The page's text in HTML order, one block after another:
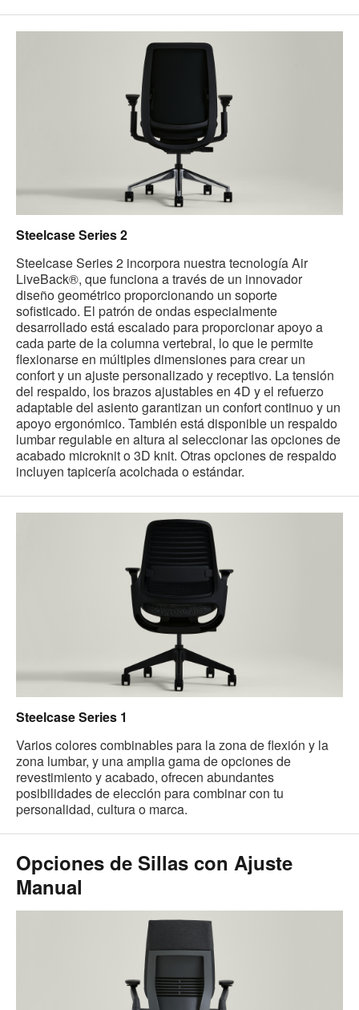
Steelcase Series 2
Steelcase Series 2 incorpora nuestra tecnología Air
LiveBack®, que funciona a través de un innovador
diseño geométrico proporcionando un soporte
sofisticado. El patrón de ondas especialmente
desarrollado está escalado para proporcionar apoyo a
cada parte de la columna vertebral, lo que le permite
flexionarse en múltiples dimensiones para crear un
confort y un ajuste personalizado y receptivo. La tensión
del respaldo, los brazos ajustables en 4D y el refuerzo
adaptable del asiento garantizan un confort continuo y un
apoyo ergonómico. También está disponible un respaldo
lumbar regulable en altura al seleccionar las opciones de
acabado microknit o 3D knit. Otras opciones de respaldo
incluyen tapicería acolchada o estándar.
Steelcase Series 1
Varios colores combinables para la zona de flexión y la
zona lumbar, y una amplia gama de opciones de
revestimiento y acabado, ofrecen abundantes
posibilidades de elección para combinar con tu
personalidad, cultura o marca.
Opciones de Sillas con Ajuste
Manual